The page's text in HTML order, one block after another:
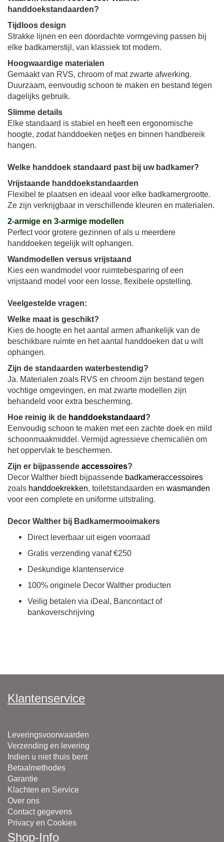
handdoekstandaarden?
Tijdloos design
Strakke lijnen en een doordachte vormgeving passen bij
elke badkamerstijl, van klassiek tot modern.
Hoogwaardige materialen
Gemaakt van RVS, chroom of mat zwarte afwerking.
Duurzaam, eenvoudig schoon te maken en bestand tegen
dagelijks gebruik.
Slimme details
Elke standaard is stabiel en heeft een ergonomische
hoogte, zodat handdoeken netjes en binnen handbereik
hangen.
Welke handdoek standaard past bij uw badkamer?
Vrijstaande handdoekstandaarden
Flexibel te plaatsen en ideaal voor elke badkamergrootte.
Ze zijn verkrijgbaar in verschillende kleuren en materialen.
2-armige en 3-armige modellen
Perfect voor grotere gezinnen of als u meerdere
handdoeken tegelijk wilt ophangen.
Wandmodellen versus vrijstaand
Kies een wandmodel voor ruimtebesparing of een
vrijstaand model voor een losse, flexibele opstelling.
Veelgestelde vragen:
Welke maat is geschikt?
Kies de hoogte en het aantal armen afhankelijk van de
beschikbare ruimte en het aantal handdoeken dat u wilt
ophangen.
Zijn de standaarden waterbestendig?
Ja. Materialen zoals RVS en chroom zijn bestand tegen
vochtige omgevingen, en mat zwarte modellen zijn
behandeld voor extra bescherming.
Hoe reinig ik de handdoekstandaard ?
Eenvoudig schoon te maken met een zachte doek en mild
schoonmaakmiddel. Vermijd agressieve chemicaliën om
het oppervlak te beschermen.
Zijn er bijpassende accessoires?
Decor Walther biedt bijpassende badkameraccessoires
zoals handdoekrekken, toiletstandaarden en wasmanden
voor een complete en uniforme uitstraling.
Decor Walther bij Badkamermooimakers
Direct leverbaar uit eigen voorraad
Gratis verzending vanaf €250
Deskundige klantenservice
100% originele Decor Walther producten
Veilig betalen via iDeal, Bancontact of
bankoverschrijving
Klantenservice
Leveringsvoorwaarden
Verzending en levering
Indien u niet thuis bent
Betaalmethodes
Garantie
Klachten en Service
Over ons
Contact gegevens
Privacy en Cookies
Shop-Info